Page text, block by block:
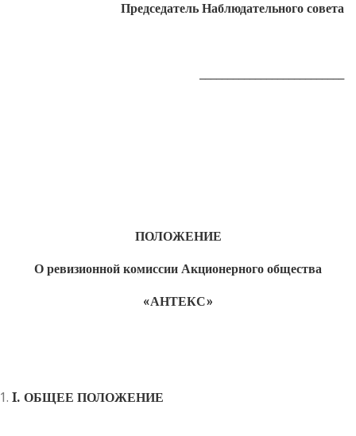
Председатель Наблюдательного совета
ПОЛОЖЕНИЕ
О ревизионной комиссии Акционерного общества
«АНТЕКС»
I. ОБЩЕЕ ПОЛОЖЕНИЕ